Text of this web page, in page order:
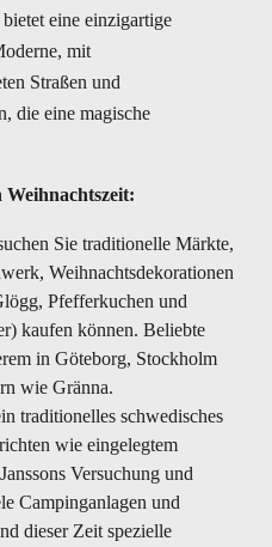
eine einzigartige
mit
Straßen und
die eine magische
Weihnachtszeit:
Sie traditionelle Märkte,
Weihnachtsdekorationen
Pfefferkuchen und
kaufen können. Beliebte
in Göteborg, Stockholm
wie Gränna.
traditionelles schwedisches
wie eingelegtem
Versuchung und
Campinganlagen und
dieser Zeit spezielle